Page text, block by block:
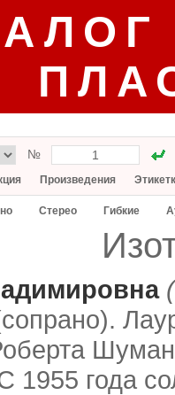
№
Произведения
Стерео Гибкие
1955 года